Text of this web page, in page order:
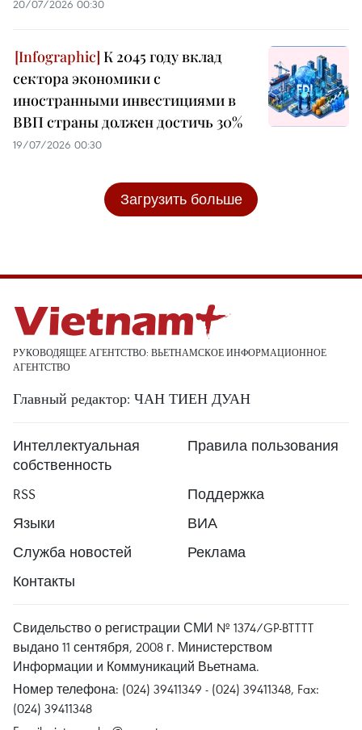
20/07/2026 00:30
К 2045 году вклад
сектора экономики с
иностранными инвестициями в
ВВП страны должен достичь 30%
19/07/2026 00:30
Загрузить больше
РУКОВОДЯЩЕЕ АГЕНТСТВО: ВЬЕТНАМСКОЕ ИНФОРМАЦИОННОЕ
АГЕНТСТВО
Главный редактор: ЧАН ТИЕН ДУАН
Интеллектуальная
собственность
Правила пользования
RSS
Поддержка
Языки
ВИА
Служба новостей
Реклама
Контакты
Свидельство о регистрации СМИ № 1374/GP-BTTTT
выдано 11 сентября, 2008 г. Министерством
Информации и Коммуникаций Вьетнама.
Номер телефона: (024) 39411349 - (024) 39411348, Fax:
(024) 39411348